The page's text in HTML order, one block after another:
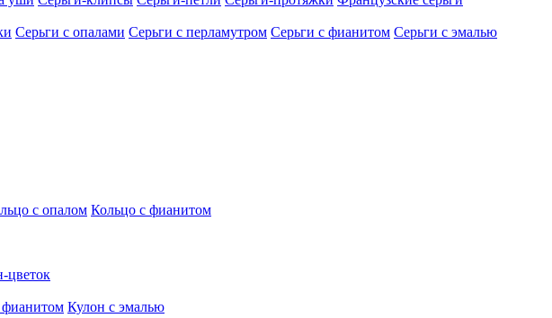
Серьги с опалами Серьги с перламутром Серьги с фианитом Серьги с эмалью
с опалом Кольцо с фианитом
цветок
Кулон с эмалью